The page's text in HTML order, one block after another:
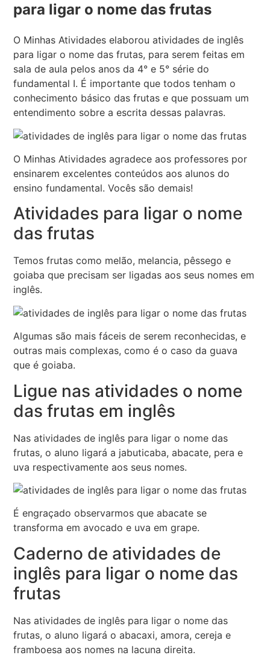
para ligar o nome das frutas
O Minhas Atividades elaborou atividades de inglês
para ligar o nome das frutas, para serem feitas em
sala de aula pelos anos da 4° e 5° série do
fundamental I. É importante que todos tenham o
conhecimento básico das frutas e que possuam um
entendimento sobre a escrita dessas palavras.
O Minhas Atividades agradece aos professores por
ensinarem excelentes conteúdos aos alunos do
ensino fundamental. Vocês são demais!
Atividades para ligar o nome
das frutas
Temos frutas como melão, melancia, pêssego e
goiaba que precisam ser ligadas aos seus nomes em
inglês.
Algumas são mais fáceis de serem reconhecidas, e
outras mais complexas, como é o caso da guava
que é goiaba.
Ligue nas atividades o nome
das frutas em inglês
Nas atividades de inglês para ligar o nome das
frutas, o aluno ligará a jabuticaba, abacate, pera e
uva respectivamente aos seus nomes.
É engraçado observarmos que abacate se
transforma em avocado e uva em grape.
Caderno de atividades de
inglês para ligar o nome das
frutas
Nas atividades de inglês para ligar o nome das
frutas, o aluno ligará o abacaxi, amora, cereja e
framboesa aos nomes na lacuna direita.